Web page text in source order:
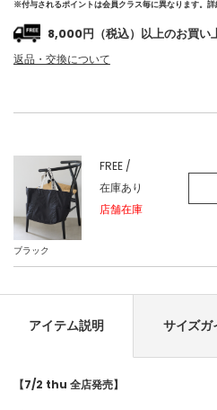
※付与されるポイントは会員クラス毎に異なります。 詳
8,000円（税込）以上のお買い
返品・交換について
ブラック
FREE /
在庫あり
店舗在庫
アイテム説明 サイズガ
【7/2 thu 全店発売】